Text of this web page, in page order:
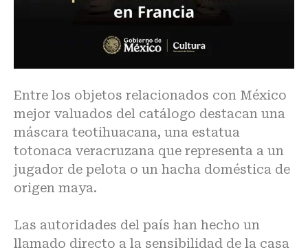
Entre los objetos relacionados con México
mejor valuados del catálogo destacan una
máscara teotihuacana, una estatua
totonaca veracruzana que representa a un
jugador de pelota o un hacha doméstica de
origen maya.
Las autoridades del país han hecho un
llamado directo a la sensibilidad de la casa